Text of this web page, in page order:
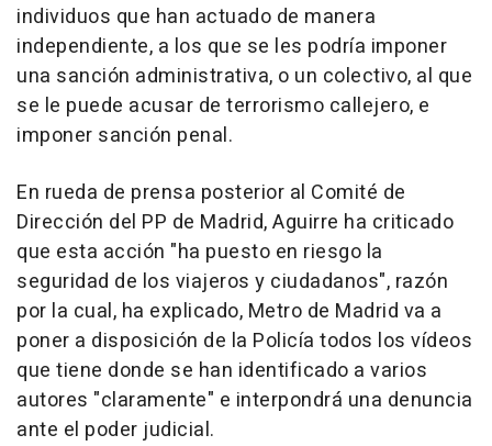
individuos que han actuado de manera
independiente, a los que se les podría imponer
una sanción administrativa, o un colectivo, al que
se le puede acusar de terrorismo callejero, e
imponer sanción penal.
En rueda de prensa posterior al Comité de
Dirección del PP de Madrid, Aguirre ha criticado
que esta acción "ha puesto en riesgo la
seguridad de los viajeros y ciudadanos", razón
por la cual, ha explicado, Metro de Madrid va a
poner a disposición de la Policía todos los vídeos
que tiene donde se han identificado a varios
autores "claramente" e interpondrá una denuncia
ante el poder judicial.